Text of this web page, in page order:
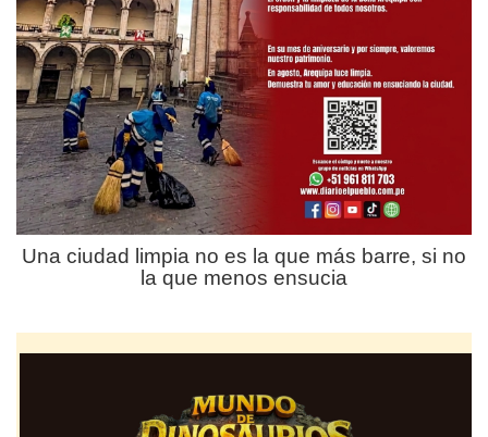
Una ciudad limpia no es la que más barre, si no
la que menos ensucia